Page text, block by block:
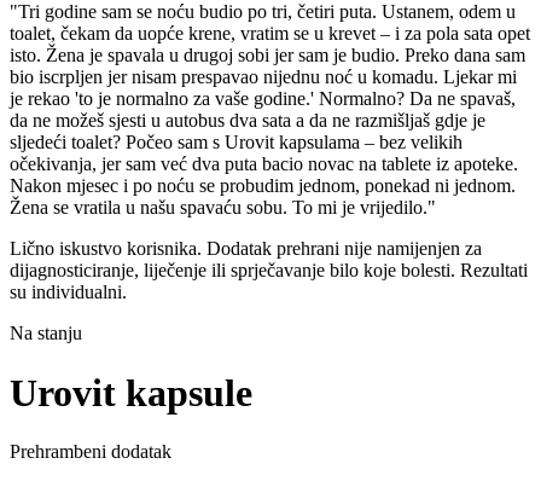
"Tri godine sam se noću budio po tri, četiri puta. Ustanem, odem u
toalet, čekam da uopće krene, vratim se u krevet – i za pola sata opet
isto. Žena je spavala u drugoj sobi jer sam je budio. Preko dana sam
bio iscrpljen jer nisam prespavao nijednu noć u komadu. Ljekar mi
je rekao 'to je normalno za vaše godine.' Normalno? Da ne spavaš,
da ne možeš sjesti u autobus dva sata a da ne razmišljaš gdje je
sljedeći toalet? Počeo sam s Urovit kapsulama – bez velikih
očekivanja, jer sam već dva puta bacio novac na tablete iz apoteke.
Nakon mjesec i po noću se probudim jednom, ponekad ni jednom.
Žena se vratila u našu spavaću sobu. To mi je vrijedilo."
Lično iskustvo korisnika. Dodatak prehrani nije namijenjen za
dijagnosticiranje, liječenje ili sprječavanje bilo koje bolesti. Rezultati
su individualni.
Na stanju
Urovit kapsule
Prehrambeni dodatak